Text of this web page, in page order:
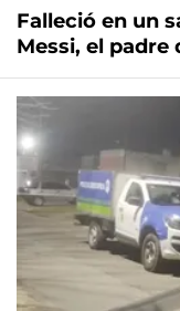
Falleció en un
Messi, el padre